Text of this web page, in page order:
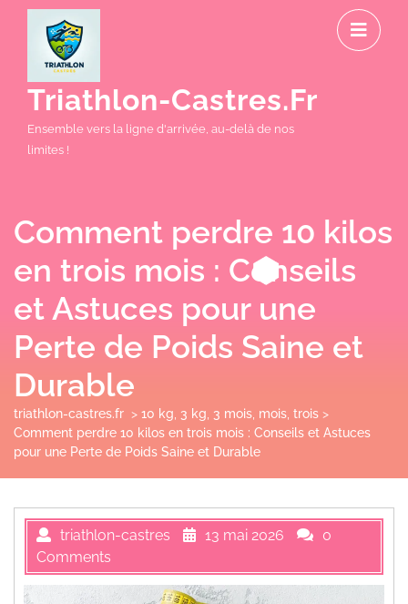
Triathlon-Castres.fr
Ensemble vers la ligne d'arrivée, au-delà de nos
limites !
Comment perdre 10 kilos
en trois mois : Conseils
et Astuces pour une
Perte de Poids Saine et
Durable
triathlon-castres.fr > 10 kg 3 kg 3 mois mois trois >
Comment perdre 10 kilos en trois mois : Conseils et Astuces
pour une Perte de Poids Saine et Durable
triathlon-castres 13 mai 2026
0
Comments